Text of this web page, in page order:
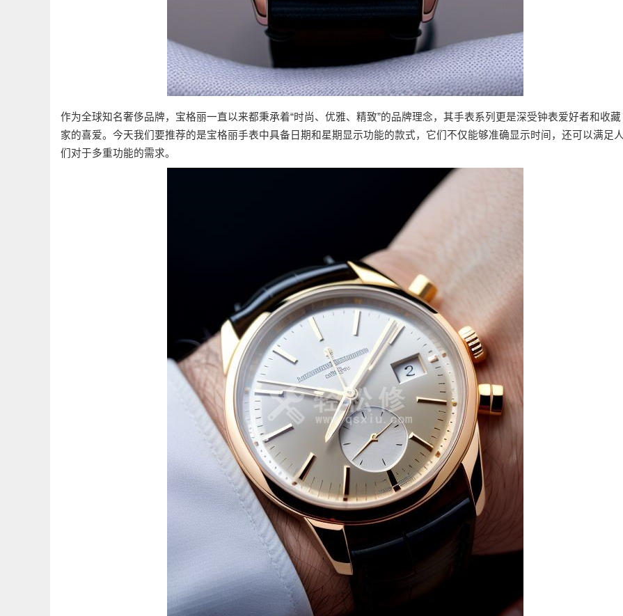
作为全球知名奢侈品牌，宝格丽一直以来都秉承着“时尚、优雅、精致”的品牌理念，其手表系列更是深受钟表爱好者和收藏
家的喜爱。今天我们要推荐的是宝格丽手表中具备日期和星期显示功能的款式，它们不仅能够准确显示时间，还可以满足人
们对于多重功能的需求。